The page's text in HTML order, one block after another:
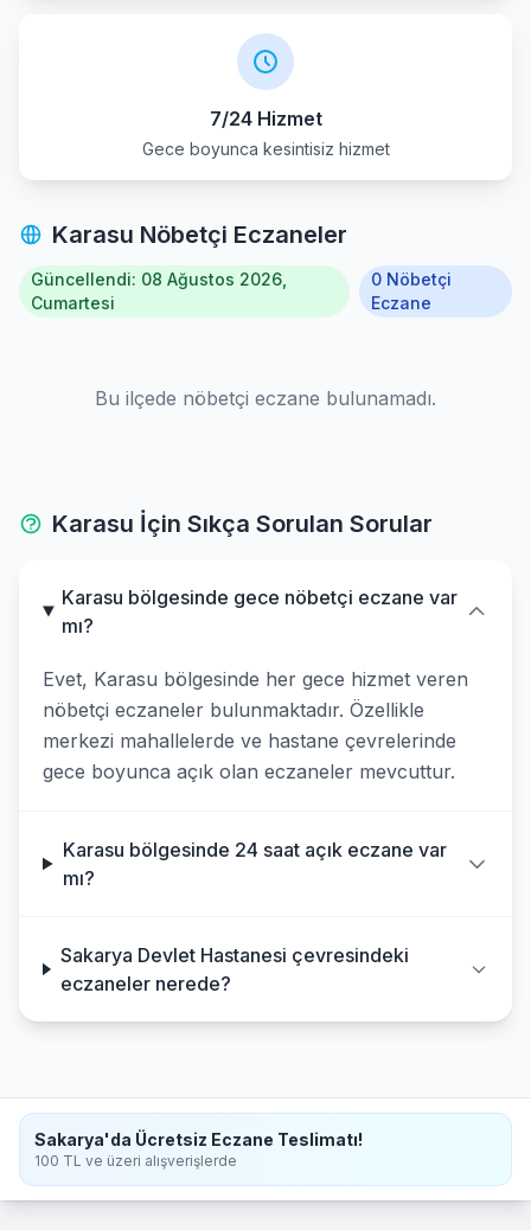
7/24 Hizmet
Gece boyunca kesintisiz hizmet
Karasu Nöbetçi Eczaneler
Güncellendi: 08 Ağustos 2026,
Cumartesi
0 Nöbetçi
Eczane
Bu ilçede nöbetçi eczane bulunamadı.
Karasu İçin Sıkça Sorulan Sorular
Karasu bölgesinde gece nöbetçi eczane var
mı?
Evet, Karasu bölgesinde her gece hizmet veren
nöbetçi eczaneler bulunmaktadır. Özellikle
merkezi mahallelerde ve hastane çevrelerinde
gece boyunca açık olan eczaneler mevcuttur.
Karasu bölgesinde 24 saat açık eczane var
mı?
Sakarya Devlet Hastanesi çevresindeki
eczaneler nerede?
Sakarya'da Ücretsiz Eczane Teslimatı!
100 TL ve üzeri alışverişlerde